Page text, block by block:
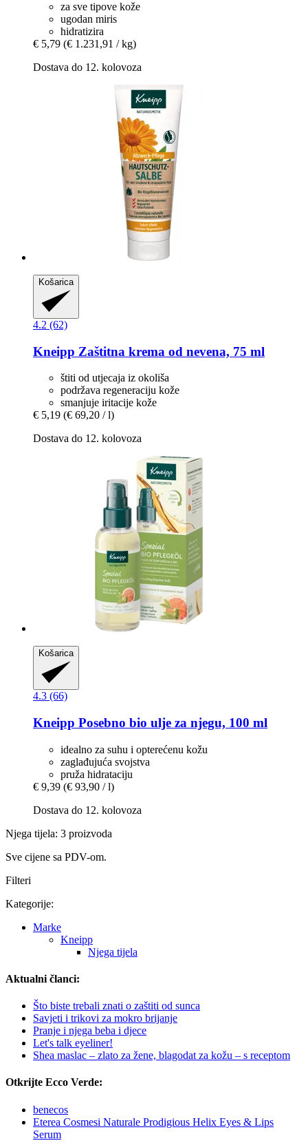
za sve tipove kože
ugodan miris
hidratizira
€ 5,79 (€ 1.231,91 / kg)
Dostava do 12. kolovoza
Košarica
4.2 (62)
Kneipp Zaštitna krema od nevena, 75 ml
štiti od utjecaja iz okoliša
podržava regeneraciju kože
smanjuje iritacije kože
€ 5,19 (€ 69,20 / l)
Dostava do 12. kolovoza
Košarica
4.3 (66)
Kneipp Posebno bio ulje za njegu, 100 ml
idealno za suhu i opterećenu kožu
zaglađujuća svojstva
pruža hidrataciju
€ 9,39 (€ 93,90 / l)
Dostava do 12. kolovoza
Njega tijela: 3 proizvoda
Sve cijene sa PDV-om.
Filteri
Kategorije:
Marke
Kneipp
Njega tijela
Aktualni članci:
Što biste trebali znati o zaštiti od sunca
Savjeti i trikovi za mokro brijanje
Pranje i njega beba i djece
Let's talk eyeliner!
Shea maslac – zlato za žene, blagodat za kožu – s receptom
Otkrijte Ecco Verde:
benecos
Eterea Cosmesi Naturale Prodigious Helix Eyes & Lips
Serum